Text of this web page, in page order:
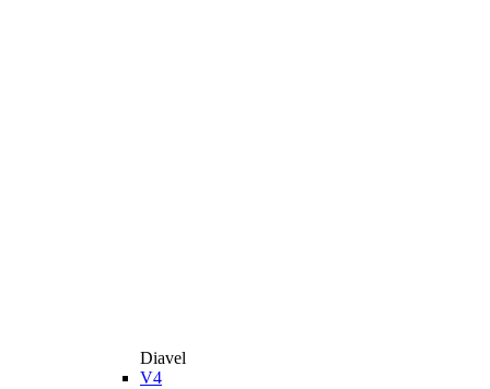
Diavel
V4